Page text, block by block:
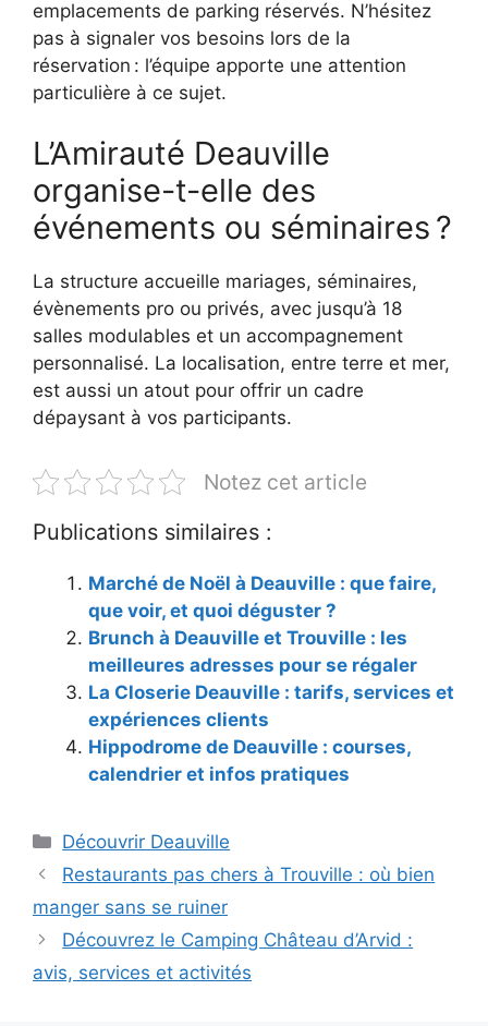
emplacements de parking réservés. N’hésitez
pas à signaler vos besoins lors de la
réservation : l’équipe apporte une attention
particulière à ce sujet.
L’Amirauté Deauville
organise-t-elle des
événements ou séminaires ?
La structure accueille mariages, séminaires,
évènements pro ou privés, avec jusqu’à 18
salles modulables et un accompagnement
personnalisé. La localisation, entre terre et mer,
est aussi un atout pour offrir un cadre
dépaysant à vos participants.
Notez cet article
Publications similaires :
Marché de Noël à Deauville : que faire,
que voir, et quoi déguster ?
Brunch à Deauville et Trouville : les
meilleures adresses pour se régaler
La Closerie Deauville : tarifs, services et
expériences clients
Hippodrome de Deauville : courses,
calendrier et infos pratiques
Catégories
Découvrir Deauville
Restaurants pas chers à Trouville : où bien
manger sans se ruiner
Découvrez le Camping Château d’Arvid :
avis, services et activités